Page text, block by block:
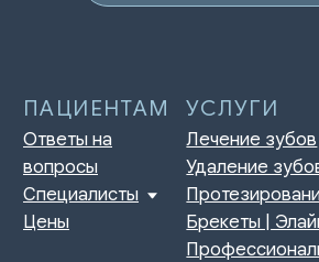
Статьи
Контакты
Политика конфиденциальности
персональных данных
Нормативно-правовые акты